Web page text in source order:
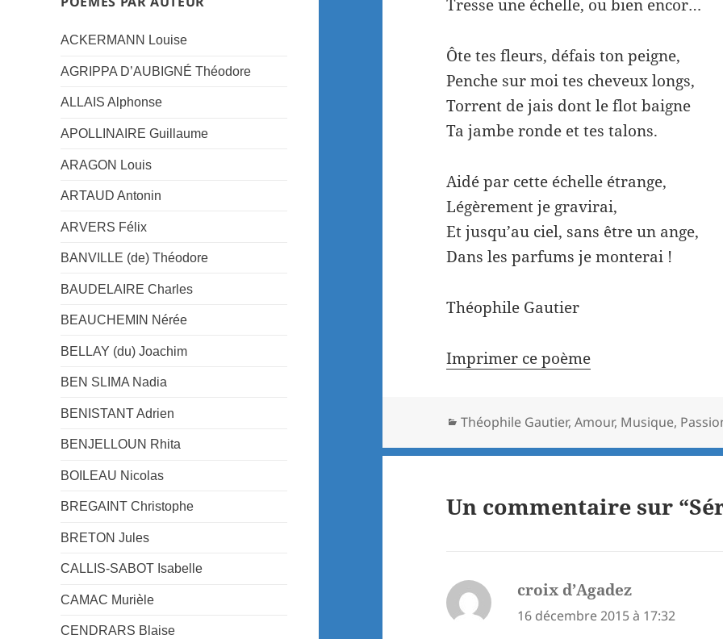
ACKERMANN Louise
AGRIPPA D’AUBIGNÉ Théodore
ALLAIS Alphonse
APOLLINAIRE Guillaume
ARAGON Louis
ARTAUD Antonin
ARVERS Félix
BANVILLE (de) Théodore
BAUDELAIRE Charles
BEAUCHEMIN Nérée
BELLAY (du) Joachim
BEN SLIMA Nadia
BENISTANT Adrien
BENJELLOUN Rhita
BOILEAU Nicolas
BREGAINT Christophe
BRETON Jules
CALLIS-SABOT Isabelle
CAMAC Murièle
CENDRARS Blaise
Tresse une échelle, ou bien encor…
Ôte tes fleurs, défais ton peigne,
Penche sur moi tes cheveux longs,
Torrent de jais dont le flot baigne
Ta jambe ronde et tes talons.
Aidé par cette échelle étrange,
Légèrement je gravirai,
Et jusqu’au ciel, sans être un ange,
Dans les parfums je monterai !
Théophile Gautier
Imprimer ce poème
Catégories
Théophile Gautier,Amour, Musique,
Un commentaire sur
croix d’Agadez
16 décembre 2015 à 17:32